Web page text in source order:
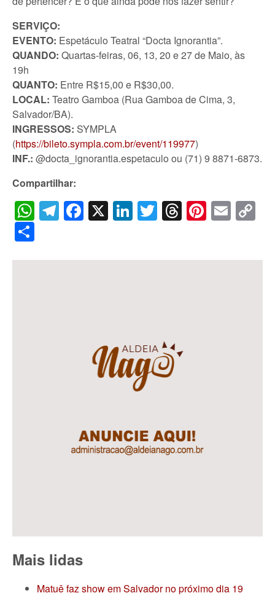
SERVIÇO:
EVENTO: Espetáculo Teatral “Docta Ignorantia”.
QUANDO: Quartas-feiras, 06, 13, 20 e 27 de Maio, às
19h
QUANTO: Entre R$15,00 e R$30,00.
LOCAL: Teatro Gamboa (Rua Gamboa de Cima, 3,
Salvador/BA).
INGRESSOS: SYMPLA
(https://bileto.sympla.com.br/event/119977)
INF.: @docta_ignorantia.espetaculo ou (71) 9 8871-6873.
Compartilhar:
WhatsApp
Telegram
Facebook
X LinkedIn
Twitter
Threads
Mais lidas
Matuê faz show em Salvador no próximo dia 19